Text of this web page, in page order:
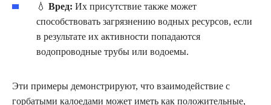
💧 Вред: Их присутствие также может
способствовать загрязнению водных ресурсов, если
в результате их активности попадаются
водопроводные трубы или водоемы.
Эти примеры демонстрируют, что взаимодействие с
горбатыми калоедами может иметь как положительные,